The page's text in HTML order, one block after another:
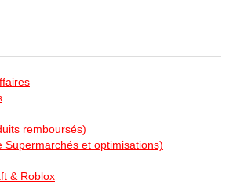
remboursés)
Supermarchés et optimisations)
& Roblox